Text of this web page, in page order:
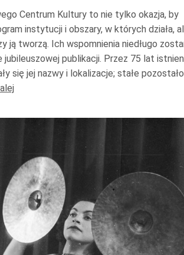
Centrum Kultury to nie tylko okazja, by
instytucji i obszary, w których działa,
ją tworzą. Ich wspomnienia niedługo
jubileuszowej publikacji. Przez 75 lat
się jej nazwy i lokalizacje; stałe pozostało